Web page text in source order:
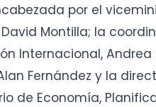
por el
Montilla; la
Internacional,
Fernández y la
de Economía,